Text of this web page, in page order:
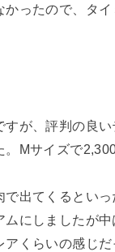
かったので、タ
すが、評判の良
Mサイズで2,300
で出てくるとい
ムにしましたが
くらいの感じだ